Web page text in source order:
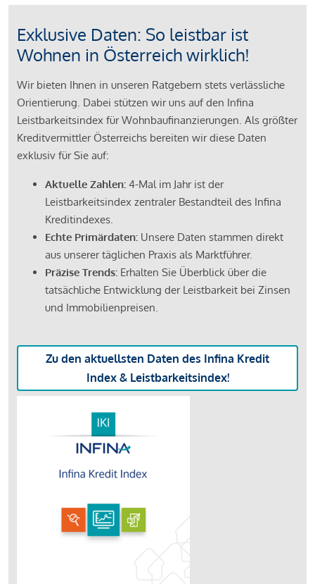
Exklusive Daten: So leistbar ist
Wohnen in Österreich wirklich!
Wir bieten Ihnen in unseren Ratgebern stets verlässliche
Orientierung. Dabei stützen wir uns auf den Infina
Leistbarkeitsindex für Wohnbaufinanzierungen. Als größter
Kreditvermittler Österreichs bereiten wir diese Daten
exklusiv für Sie auf:
Aktuelle Zahlen: 4-Mal im Jahr ist der
Leistbarkeitsindex zentraler Bestandteil des Infina
Kreditindexes.
Echte Primärdaten: Unsere Daten stammen direkt
aus unserer täglichen Praxis als Marktführer.
Präzise Trends: Erhalten Sie Überblick über die
tatsächliche Entwicklung der Leistbarkeit bei Zinsen
und Immobilienpreisen.
Zu den aktuellsten Daten des Infina Kredit
Index & Leistbarkeitsindex!